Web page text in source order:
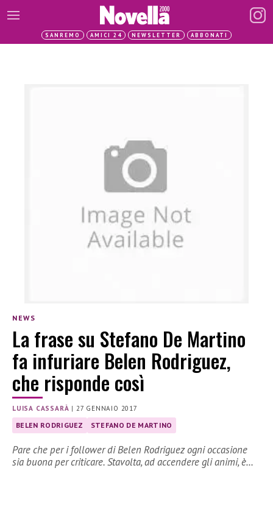
SANREMO AMICI 24 NEWSLETTER ABBONATI
NEWS
La frase su Stefano De Martino
fa infuriare Belen Rodriguez,
che risponde così
LUISA CASSARÀ | 27 GENNAIO 2017
BELEN RODRIGUEZ STEFANO DE MARTINO
Pare che per i follower di Belen Rodriguez ogni occasione
sia buona per criticare. Stavolta, ad accendere gli animi, è…